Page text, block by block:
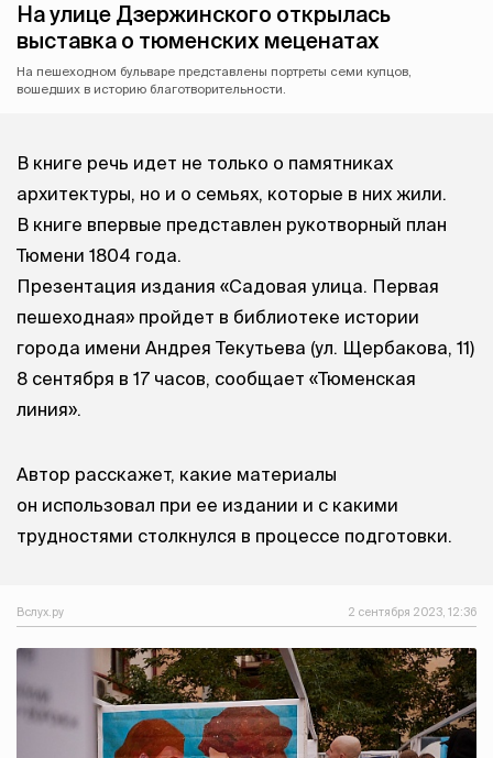
На улице Дзержинского открылась
выставка о тюменских меценатах
На пешеходном бульваре представлены портреты семи купцов,
вошедших в историю благотворительности.
В книге речь идет не только о памятниках
архитектуры, но и о семьях, которые в них жили.
В книге впервые представлен рукотворный план
Тюмени 1804 года.
Презентация издания «Садовая улица. Первая
пешеходная» пройдет в библиотеке истории
города имени Андрея Текутьева (ул. Щербакова, 11)
8 сентября в 17 часов, сообщает «Тюменская
линия».
Автор расскажет, какие материалы
он использовал при ее издании и с какими
трудностями столкнулся в процессе подготовки.
Вслух.ру 2 сентября 2023, 12:36